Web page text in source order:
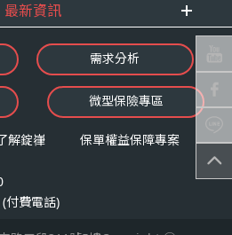
閱覽。
製本。
更正。
集、處理或利用。
。
利之方式
上述權利時，得以書面方式
申請，申請書面送達地址：台
最新資訊
最新消息
錠嵂焦點
影音頻道
業務資源分享
需求分析
微型保險專區
解錠嵂
保單權益保障專案
付費電話)